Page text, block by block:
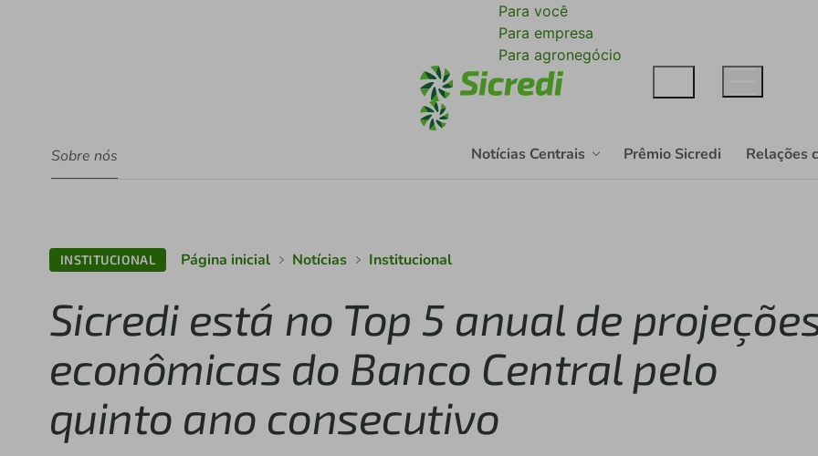
Para você
Para empresa
Para agronegócio
Sobre nós Notícias Centrais Prêmio Sicredi Relações
INSTITUCIONAL Página inicial Notícias Institucional
Sicredi está no Top 5 anual de
econômicas do Banco Central pelo
quinto ano consecutivo